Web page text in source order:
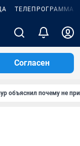
ТЕЛЕПРОГРАММА
Согласен
объяснил почему не